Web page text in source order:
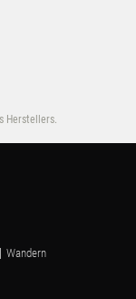
Herstellers.
Wandern